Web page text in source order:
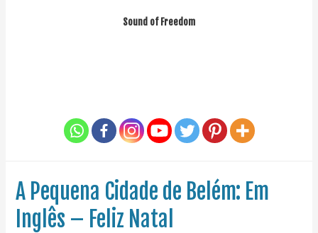
Sound of Freedom
A Pequena Cidade de Belém: Em
Inglês – Feliz Natal